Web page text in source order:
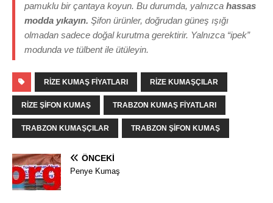
pamuklu bir çantaya koyun. Bu durumda, yalnızca hassas
modda yıkayın. Şifon ürünler, doğrudan güneş ışığı
olmadan sadece doğal kurutma gerektirir. Yalnızca “ipek”
modunda ve tülbent ile ütüleyin.
RIZE KUMAŞ FIYATLARI RIZE KUMAŞÇILAR
RIZE ŞIFON KUMAŞ TRABZON KUMAŞ FIYATLARI
TRABZON KUMAŞÇILAR TRABZON ŞIFON KUMAŞ
ÖNCEKI
Penye Kumaş